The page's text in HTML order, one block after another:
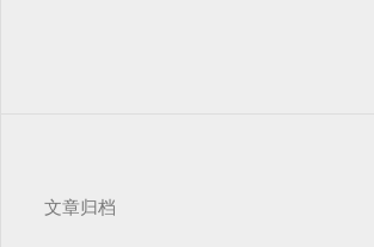
文章归档